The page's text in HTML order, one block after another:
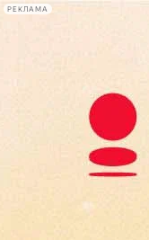
РЕКЛАМА
Сегодня:
2026.08.09
02:52
Афиша Plus